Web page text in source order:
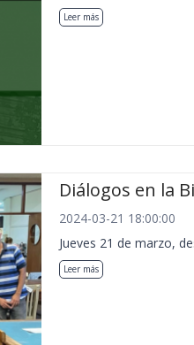
Leer más
Diálogos en la
2024-03-21 18:00:00
Jueves 21 de marzo,
Leer más